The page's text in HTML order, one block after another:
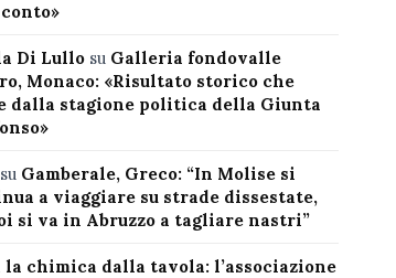
Di Lullosu Galleria fondovalle
Monaco: «Risultato storico che
dalla stagione politica della Giunta
Gamberale, Greco: “In Molise si
a viaggiare su strade dissestate,
si va in Abruzzo a tagliare nastri”
la chimica dalla tavola: l’associazione